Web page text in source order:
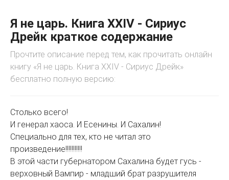
Я не царь. Книга XXIV - Сириус
Дрейк краткое содержание
Прочтите описание перед тем, как прочитать онлайн
книгу «Я не царь. Книга XXIV - Сириус Дрейк»
бесплатно полную версию:
Столько всего!
И генерал хаоса. И Есенины. И Сахалин!
Специально для тех, кто не читал это
произведение!!!!!!!!!!!
В этой части губернатором Сахалина будет гусь -
верховный Вампир - младший брат разрушителя